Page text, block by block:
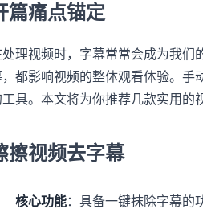
篇痛点锚定
理视频时，字幕常常会成为我们
都影响视频的整体观看体验。手
工具。本文将为你推荐几款实用的
擦视频去字幕
核心功能：具备一键抹除字幕的